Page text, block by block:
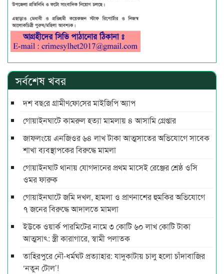
সর্বশেষ খবর
দশ বছ‌রে গ্রামীণ‌ফো‌সের মাইজিপি অ্যাপ
গোয়াইনঘাটে কামরুল হত্যা মামলায় ৪ আসামি গ্রেপ্তার
জাফলংয়ে এনজিওর ৬৪ লাখ টাকা আত্মসাতের অভিযোগে সাবেক
শাখা ব্যবস্থাপকের বিরুদ্ধে মামলা
গোয়াইনঘাট থানায় যোগদানের প্রথম মাসেই রেঞ্জের শ্রেষ্ঠ ওসি
ওমর ফারুক
গোয়াইনঘাটে জমি দখল, হামলা ও প্রাণনাশের হুমকির অভিযোগে
৭ জনের বিরুদ্ধে আদালতে মামলা
ইউকে ওয়ার্ক পারমিটের নামে ৩ কোটি ৬০ লাখ কোটি টাকা
আত্মসাৎ: স্ত্রী কারাগারে, স্বামী পলাতক
তাহিরপুরে নৌ-ধর্মঘট প্রত্যাহার: যাদুকাটায় চালু হলো চাঁদাবাজির
‘নতুন টোল’!